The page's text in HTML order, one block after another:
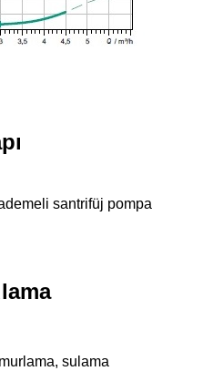
santrifüj pompa
sulama